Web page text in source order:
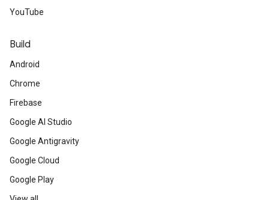
YouTube
Build
Android
Chrome
Firebase
Google AI Studio
Google Antigravity
Google Cloud
Google Play